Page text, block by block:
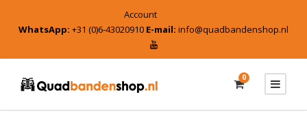
Account
WhatsApp: +31 (0)6-43020910 E-mail: info@quadbandenshop.nl
0